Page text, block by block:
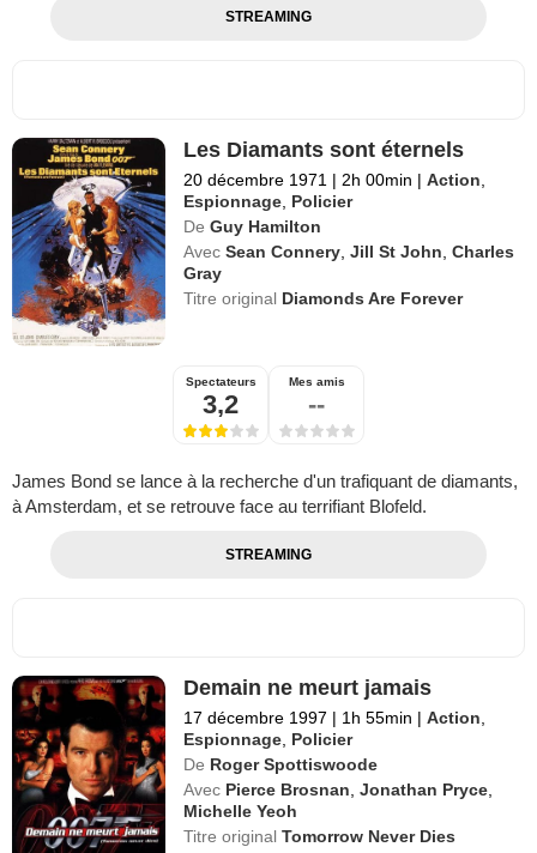
STREAMING
Les Diamants sont éternels
20 décembre 1971 | 2h 00min | Action,
Espionnage, Policier
De Guy Hamilton
Avec Sean Connery,Jill St John,Charles
Gray
Titre original Diamonds Are Forever
Spectateurs
3,2
Mes amis
--
James Bond se lance à la recherche d'un trafiquant de diamants,
à Amsterdam, et se retrouve face au terrifiant Blofeld.
STREAMING
Demain ne meurt jamais
17 décembre 1997 | 1h 55min | Action
Espionnage Policier
De Roger Spottiswoode
Avec Pierce Brosnan ,Jonathan Pryce
Michelle Yeoh
Titre originalTomorrow Never Dies